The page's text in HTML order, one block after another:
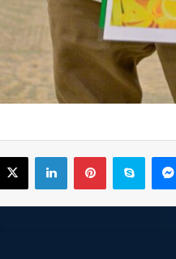
X LinkedInPinterestSkype